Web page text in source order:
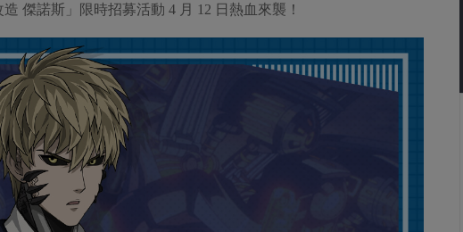
傑諾斯」限時招募活動 4 月 12 日熱血來襲！